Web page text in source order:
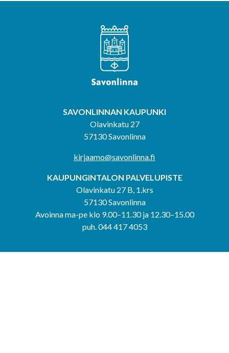
SAVONLINNAN KAUPUNKI
Olavinkatu 27
57130 Savonlinna
kirjaamo@savonlinna.fi
KAUPUNGINTALON PALVELUPISTE
Olavinkatu 27 B, 1.krs
57130 Savonlinna
Avoinna ma-pe klo 9.00–11.30 ja 12.30–15.00
puh. 044 417 4053